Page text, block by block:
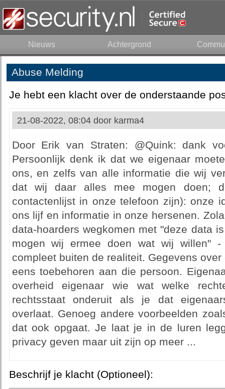
Nieuws Achtergrond
Abuse Melding
Je hebt een klacht over de onderstaande
21-08-2022, 08:04 door karma4
Door Erik van Straten: @Quink: dank
Persoonlijk denk ik dat we eigenaar
ons, en zelfs van alle informatie die wij
dat wij daar alles mee mogen doen;
contactenlijst in onze telefoon zijn): onze
ons lijf en informatie in onze hersenen.
data-hoarders wegkomen met "deze data
mogen wij ermee doen wat wij willen" -
compleet buiten de realiteit. Gegevens
eens toebehoren aan die persoon.
overheid eigenaar wie wat welke
rechtsstaat onderuit als je dat
overlaat. Genoeg andere voorbeelden
dat ook opgaat. Je laat je in de luren
privacy geven maar uit zijn op meer ...
Beschrijf je klacht (Optioneel):